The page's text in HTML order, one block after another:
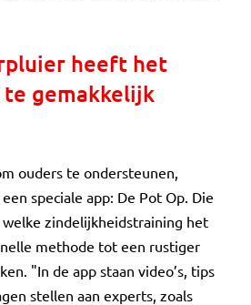
heeft het
gemakkelijk
ouders te ondersteunen,
speciale app: De Pot Op. Die
zindelijkheidstraining het
methode tot een rustiger
"In de app staan video’s, tips
stellen aan experts, zoals